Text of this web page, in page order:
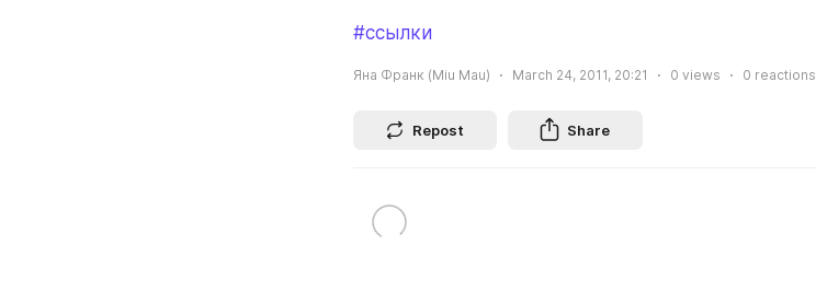
#ссылки
Яна Франк (Miu Mau) March 24, 2011, 20:21 0 views 0 reactions
Repost Share